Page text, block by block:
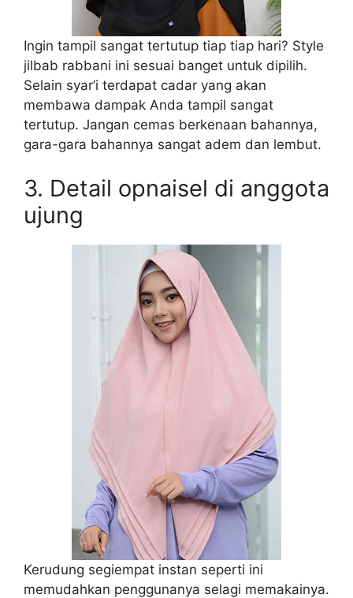
Ingin tampil sangat tertutup tiap tiap hari? Style
jilbab rabbani ini sesuai banget untuk dipilih.
Selain syar’i terdapat cadar yang akan
membawa dampak Anda tampil sangat
tertutup. Jangan cemas berkenaan bahannya,
gara-gara bahannya sangat adem dan lembut.
3. Detail opnaisel di anggota
ujung
Kerudung segiempat instan seperti ini
memudahkan penggunanya selagi memakainya.